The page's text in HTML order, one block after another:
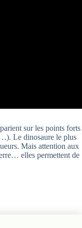
sur les points forts
Le dinosaure le plus
Mais attention aux
elles permettent de